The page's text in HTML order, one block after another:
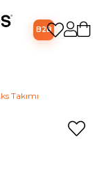
B2B
Takımı